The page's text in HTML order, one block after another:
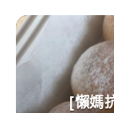
[懶媽